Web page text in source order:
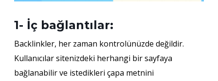
1- İç bağlantılar:
Backlinkler, her zaman kontrolünüzde değildir.
Kullanıcılar sitenizdeki herhangi bir sayfaya
bağlanabilir ve istedikleri çapa metnini